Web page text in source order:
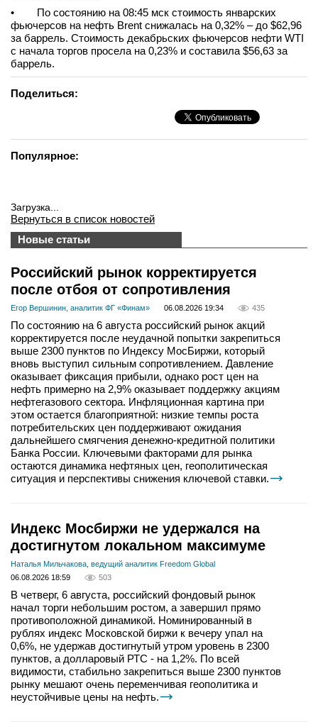
• По состоянию на 08:45 мск стоимость январских
фьючерсов на нефть Brent снижалась на 0,32% – до $62,96
за баррель. Стоимость декабрьских фьючерсов нефти WTI
с начала торгов просела на 0,23% и составила $56,63 за
баррель.
Поделиться:
Популярное:
Загрузка...
Вернуться в список новостей
Новые статьи
Российский рынок корректируется
после отбоя от сопротивления
Егор Вершинин, аналитик ФГ «Финам» 06.08.2026 19:34 435
По состоянию на 6 августа российский рынок акций
корректируется после неудачной попытки закрепиться
выше 2300 пунктов по Индексу МосБиржи, который
вновь выступил сильным сопротивлением. Давление
оказывает фиксация прибыли, однако рост цен на
нефть примерно на 2,9% оказывает поддержку акциям
нефтегазового сектора. Инфляционная картина при
этом остается благоприятной: низкие темпы роста
потребительских цен поддерживают ожидания
дальнейшего смягчения денежно-кредитной политики
Банка России. Ключевыми факторами для рынка
остаются динамика нефтяных цен, геополитическая
ситуация и перспективы снижения ключевой ставки.
Индекс Мосбиржи не удержался на
достигнутом локальном максимуме
Наталья Мильчакова, ведущий аналитик Freedom Global
06.08.2026 18:59
503
В четверг, 6 августа, российский фондовый рынок
начал торги небольшим ростом, а завершил прямо
противоположной динамикой. Номинированный в
рублях индекс Московской биржи к вечеру упал на
0,6%, не удержав достигнутый утром уровень в 2300
пунктов, а долларовый РТС - на 1,2%. По всей
видимости, стабильно закрепиться выше 2300 пунктов
рынку мешают очень переменчивая геополитика и
неустойчивые цены на нефть.